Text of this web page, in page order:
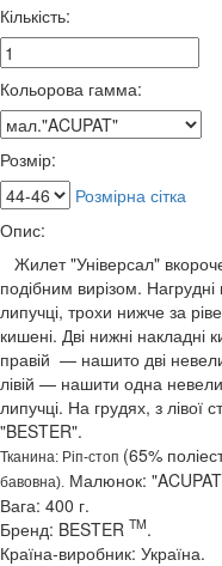
Кількість:
Кольорова гамма:
Розмір:
Розмірна сітка
Опис:
Жилет "Універсал"
подібним вирізом.
липучці, трохи нижче за
кишені. Дві нижні накладні
правій — нашито дві
лівій — нашити одна
липучці. На грудях, з лівої
"BESTER".
Тканина: Ріп-стоп (65%
бавовна). Малюнок:
Вага: 400 г.
Бренд: BESTER TM.
Країна-виробник: Україна.